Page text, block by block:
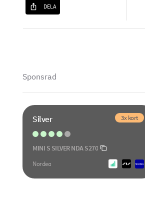
DELA
Sponsrad
Silver 3x kort
MINI S SILVER NDA S270
Nordea